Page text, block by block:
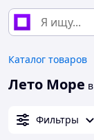
Каталог товаров
Лето Море
Фильтры